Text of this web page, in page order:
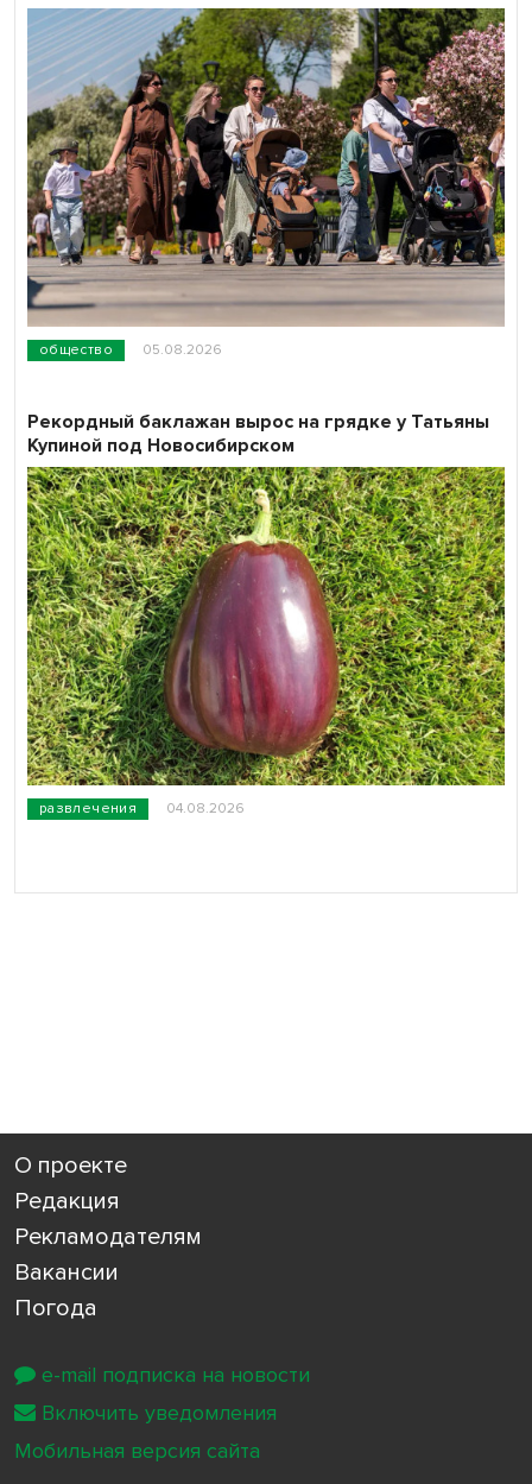
общество 05.08.2026
развлечения 04.08.2026
Рекордный баклажан вырос на грядке у Татьяны
Купиной под Новосибирском
О проекте
Редакция
Рекламодателям
Вакансии
Погода
e-mail подписка на новости
Включить уведомления
Мобильная версия сайта